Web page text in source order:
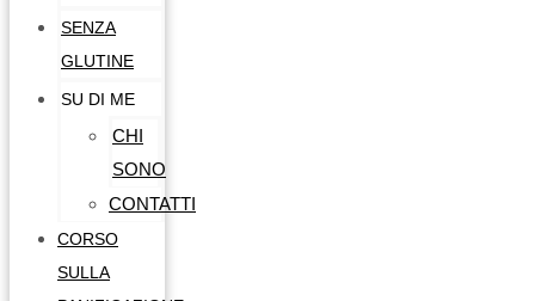
SENZA
GLUTINE
SU DI ME
CHI
SONO
CONTATTI
CORSO
SULLA